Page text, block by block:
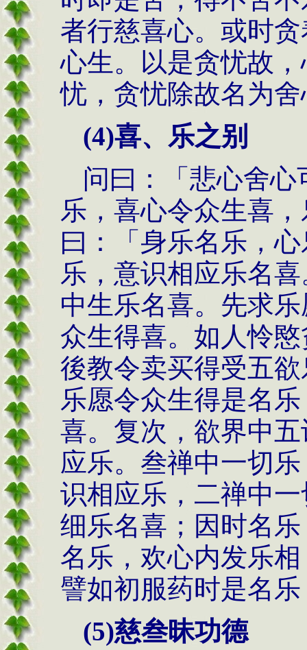
者行慈喜心。或时
心生。以是贪忧故
忧，贪忧除故名为
(4)喜、乐之别
问曰：「悲心舍
乐，喜心令众生喜
曰：「身乐名乐，
乐，意识相应乐名
中生乐名喜。先求
众生得喜。如人怜
後教令卖买得受五
乐愿令众生得是名
喜。复次，欲界中
应乐。叁禅中一切
识相应乐，二禅中
细乐名喜；因时名
名乐，欢心内发乐
譬如初服药时是名
(5)慈叁昧功德